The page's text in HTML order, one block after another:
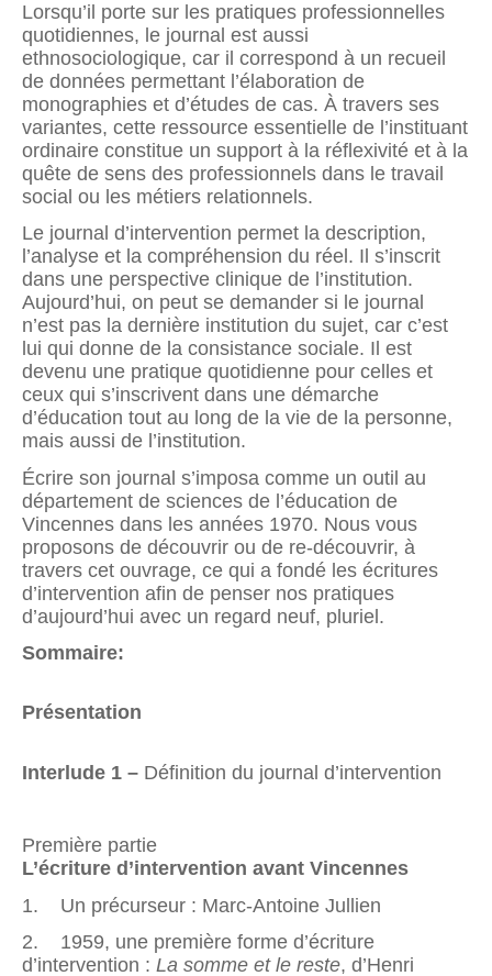
Lorsqu’il porte sur les pratiques professionnelles
quotidiennes, le journal est aussi
ethnosociologique, car il correspond à un recueil
de données permettant l’élaboration de
monographies et d’études de cas. À travers ses
variantes, cette ressource essentielle de l’instituant
ordinaire constitue un support à la réflexivité et à la
quête de sens des professionnels dans le travail
social ou les métiers relationnels.
Le journal d’intervention permet la description,
l’analyse et la compréhension du réel. Il s’inscrit
dans une perspective clinique de l’institution.
Aujourd’hui, on peut se demander si le journal
n’est pas la dernière institution du sujet, car c’est
lui qui donne de la consistance sociale. Il est
devenu une pratique quotidienne pour celles et
ceux qui s’inscrivent dans une démarche
d’éducation tout au long de la vie de la personne,
mais aussi de l’institution.
Écrire son journal s’imposa comme un outil au
département de sciences de l’éducation de
Vincennes dans les années 1970. Nous vous
proposons de découvrir ou de re-découvrir, à
travers cet ouvrage, ce qui a fondé les écritures
d’intervention afin de penser nos pratiques
d’aujourd’hui avec un regard neuf, pluriel.
Sommaire:
Présentation
Interlude 1 – Définition du journal d’intervention
Première partie
L’écriture d’intervention avant Vincennes
1. Un précurseur : Marc-Antoine Jullien
2. 1959, une première forme d’écriture
d’intervention : La somme et le reste, d’Henri